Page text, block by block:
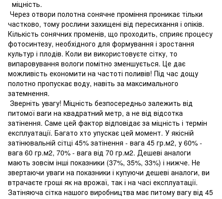
міцність.
Через отвори полотна сонячне проміння проникає тільки
частково, тому рослини захищені від пересихання і опіків.
Кількість сонячних променів, що проходить, сприяє процесу
фотосинтезу, необхідного для формування і зростання
культур і плодів. Коли ви використовуєте сітку, то
випаровування вологи помітно зменшується. Це дає
можливість економити на частоті поливів! Під час дощу
полотно пропускає воду, навіть за максимального
затемнення.
Зверніть увагу! Міцність безпосередньо залежить від
питомої ваги на квадратний метр, а не від відсотка
затінення. Саме цей фактор відповідає за міцність і термін
експлуатації. Багато хто упускає цей момент. У якісній
затінювальній сітці 45% затінення - вага 45 гр.м2, у 60% -
вага 60 гр.м2, 70% - вага від 70 гр.м2. Дешеві аналоги
мають зовсім інші показники (37%, 35%, 33%) і нижче. Не
звертаючи уваги на показники і купуючи дешеві аналоги, ви
втрачаєте гроші як на врожаї, так і на часі експлуатації.
Затіняюча сітка нашого виробництва має питому вагу від 45